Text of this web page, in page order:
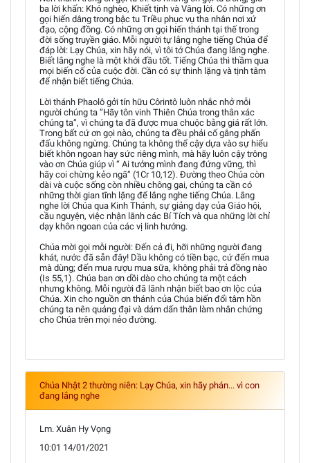
ba lời khấn: Khó nghèo, Khiết tịnh và Vâng lời. Có những ơn
gọi hiến dâng trong bậc tu Triều phục vụ tha nhân nơi xứ
đạo, cộng đồng. Có những ơn gọi hiến thánh tại thế trong
đời sống truyền giáo. Mỗi người tự lắng nghe tiếng Chúa để
đáp lời: Lạy Chúa, xin hãy nói, vì tôi tớ Chúa đang lắng nghe.
Biết lắng nghe là một khởi đầu tốt. Tiếng Chúa thì thầm qua
mọi biến cố của cuộc đời. Cần có sự thinh lặng và tịnh tâm
để nhận biết tiếng Chúa.
Lời thánh Phaolô gởi tín hữu Côrintô luôn nhắc nhở mỗi
người chúng ta “Hãy tôn vinh Thiên Chúa trong thân xác
chúng ta”, vì chúng ta đã được mua chuộc bằng giá rất lớn.
Trong bất cứ ơn gọi nào, chúng ta đều phải cố gắng phấn
đấu không ngừng. Chúng ta không thể cậy dựa vào sự hiểu
biết khôn ngoan hay sức riêng mình, mà hãy luôn cậy trông
vào ơn Chúa giúp vì “ Ai tưởng mình đang đứng vững, thì
hãy coi chừng kẻo ngã” (1Cr 10,12). Đường theo Chúa còn
dài và cuộc sống còn nhiều chông gai, chúng ta cần có
những thời gian tĩnh lặng để lắng nghe tiếng Chúa. Lắng
nghe lời Chúa qua Kinh Thánh, sự giảng dạy của Giáo hội,
cầu nguyện, việc nhận lãnh các Bí Tích và qua những lời chỉ
dạy khôn ngoan của các vị linh hướng.
Chúa mời gọi mỗi người: Đến cả đi, hỡi những người đang
khát, nước đã sẵn đây! Dầu không có tiền bạc, cứ đến mua
mà dùng; đến mua rượu mua sữa, không phải trả đồng nào
(Is 55,1). Chúa ban ơn dồi dào cho chúng ta một cách
nhưng không. Mỗi người đã lãnh nhận biết bao ơn lộc của
Chúa. Xin cho nguồn ơn thánh của Chúa biến đổi tâm hồn
chúng ta nên quảng đại và dám dấn thân làm nhân chứng
cho Chúa trên mọi nẻo đường.
Chúa Nhật 2 thường niên: Lạy Chúa, xin hãy phán... vì con
đang lắng nghe
Lm. Xuân Hy Vọng
10:01 14/01/2021